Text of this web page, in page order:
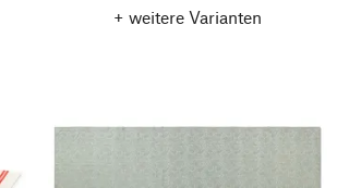
+ weitere Varianten